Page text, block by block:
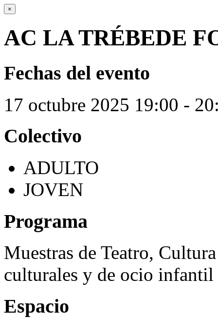
×
AC LA TRÉBEDE
Fechas del evento
17 octubre 2025 19:00 -
Colectivo
ADULTO
JOVEN
Programa
Muestras de Teatro,
culturales y de ocio infantil
Espacio